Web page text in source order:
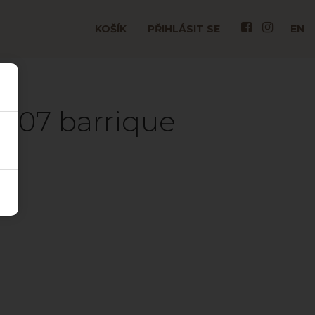
KOŠÍK PŘIHLÁSIT SE EN
barrique